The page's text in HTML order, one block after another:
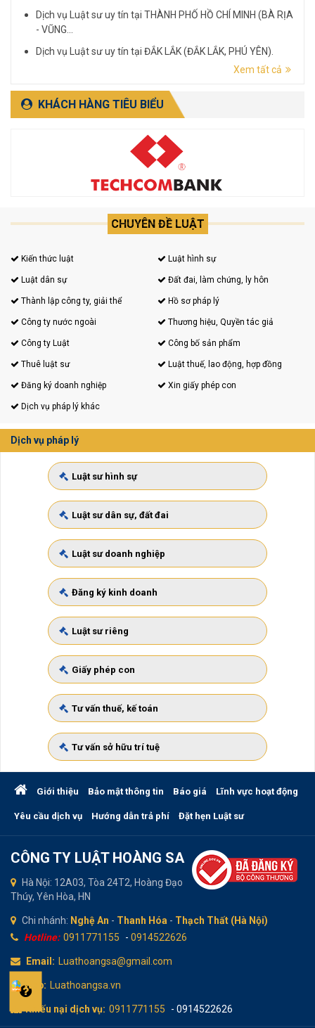
Dịch vụ Luật sư uy tín tại THÀNH PHỐ HỒ CHÍ MINH (BÀ RỊA
- VŨNG...
Dịch vụ Luật sư uy tín tại ĐẮK LẮK (ĐẮK LẮK, PHÚ YÊN).
Dịch vụ Luật sư uy tín tại LÂM ĐỒNG (LÂM ĐỒNG, ĐẮK
Xem tất cả
KHÁCH HÀNG TIÊU BIỂU
CHUYÊN ĐỀ LUẬT
Kiến thức luật Luật hình sự
Luật dân sự Đất đai, làm chứng, ly hôn
Thành lập công ty, giải thể Hồ sơ pháp lý
Công ty nước ngoài Thương hiệu, Quyền tác giả
Công ty Luật Công bố sản phẩm
Thuê luật sư Luật thuế, lao động, hợp đồng
Đăng ký doanh nghiệp Xin giấy phép con
Dịch vụ pháp lý khác
Dịch vụ pháp lý
Luật sư hình sự
Luật sư dân sự, đất đai
Luật sư doanh nghiệp
Đăng ký kinh doanh
Luật sư riêng
Giấy phép con
Tư vấn thuế, kế toán
Tư vấn sở hữu trí tuệ
Giới thiệu Bảo mật thông tin Báo giá Lĩnh vực hoạt động
Yêu cầu dịch vụ Hướng dẫn trả phí Đặt hẹn Luật sư
CÔNG TY LUẬT HOÀNG SA
Hà Nội: 12A03, Tòa 24T2, Hoàng Đạo
Thúy, Yên Hòa, HN
Chi nhánh: Nghệ An - Thanh Hóa - Thạch Thất (Hà Nội)
Hotline: 0911771155 - 0914522626
Email: Luathoangsa@gmail.com
Web: Luathoangsa.vn
Khiếu nại dịch vụ: 0911771155 - 0914522626